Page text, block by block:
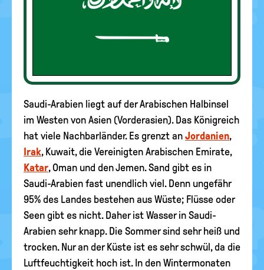
Saudi-Arabien liegt auf der Arabischen Halbinsel
im Westen von Asien (Vorderasien). Das Königreich
hat viele Nachbarländer. Es grenzt an Jordanien,
Irak, Kuwait, die Vereinigten Arabischen Emirate,
Katar, Oman und den Jemen. Sand gibt es in
Saudi-Arabien fast unendlich viel. Denn ungefähr
95% des Landes bestehen aus Wüste; Flüsse oder
Seen gibt es nicht. Daher ist Wasser in Saudi-
Arabien sehr knapp. Die Sommer sind sehr heiß und
trocken. Nur an der Küste ist es sehr schwül, da die
Luftfeuchtigkeit hoch ist. In den Wintermonaten